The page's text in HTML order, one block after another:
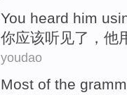
You heard him
你应该听见了 ， 他
youdao
Most of the